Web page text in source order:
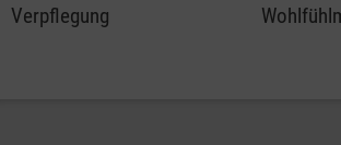
Verpflegung